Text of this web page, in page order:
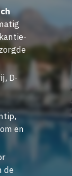
D-
en
de